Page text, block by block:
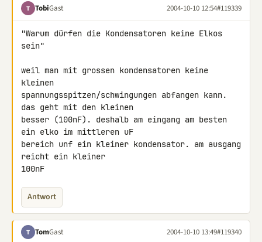
T TobiGast 2004-10-10 12:54#119339
"Warum dürfen die Kondensatoren keine Elkos
sein"
weil man mit grossen kondensatoren keine
kleinen
spannungsspitzen/schwingungen abfangen kann.
das geht mit den kleinen
besser (100nF). deshalb am eingang am besten
ein elko im mittleren uF
bereich unf ein kleiner kondensator. am ausgang
reicht ein kleiner
100nF
Antwort
T TomGast 2004-10-10 13:49#119340